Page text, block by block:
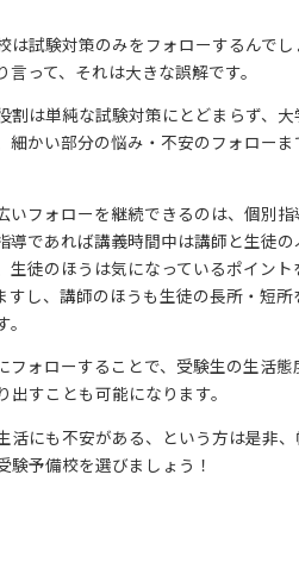
は試験対策のみをフォローするんで
って、それは大きな誤解です。
割は単純な試験対策にとどまらず、大
細かい部分の悩み・不安のフォロー
いフォローを継続できるのは、個別
導であれば講義時間中は講師と生徒
生徒のほうは気になっているポイント
すし、講師のほうも生徒の長所・短所
フォローすることで、受験生の生活態
すことも可能になります。
活にも不安がある、という方は是非
験予備校を選びましょう！